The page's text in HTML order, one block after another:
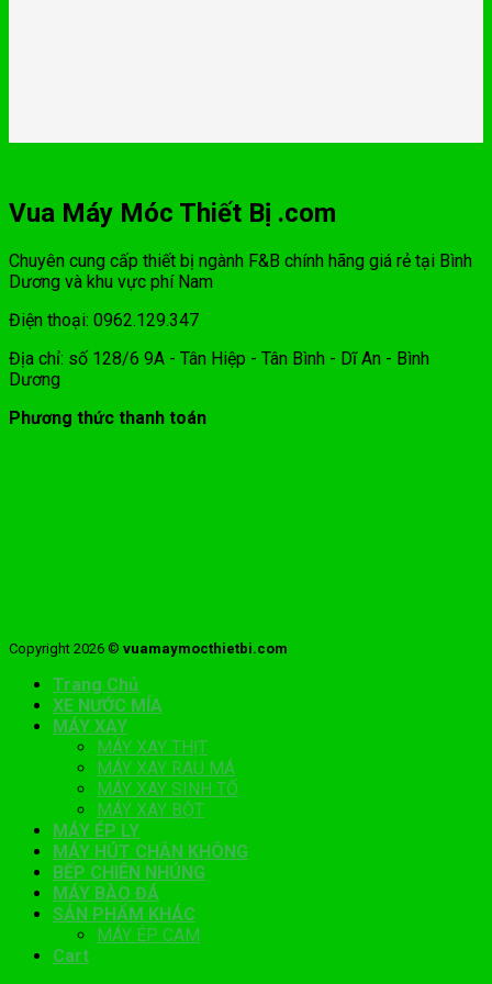
Vua Máy Móc Thiết Bị .com
Chuyên cung cấp thiết bị ngành F&B chính hãng giá rẻ tại Bình
Dương và khu vực phí Nam
Điện thoại: 0962.129.347
Địa chỉ: số 128/6 9A - Tân Hiệp - Tân Bình - Dĩ An - Bình
Dương
Phương thức thanh toán
Copyright 2026 © vuamaymocthietbi.com
Trang Chủ
XE NƯỚC MÍA
MÁY XAY
MÁY XAY THỊT
MÁY XAY RAU MÁ
MÁY XAY SINH TỐ
MÁY XAY BỘT
MÁY ÉP LY
MÁY HÚT CHÂN KHÔNG
BẾP CHIÊN NHÚNG
MÁY BÀO ĐÁ
SẢN PHẨM KHÁC
MÁY ÉP CAM
Cart